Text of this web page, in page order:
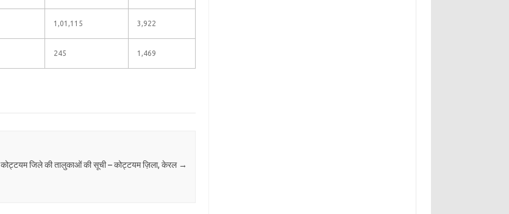
1,01,115 3,922
245 1,469
कोट्टयम जिले की तालुकाओं की सूची – कोट्टयम ज़िला, केरल →